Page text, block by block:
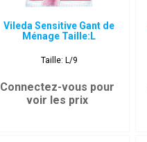
Vileda Sensitive Gant de
Ménage Taille:L
Taille: L/9
Connectez-vous pour
voir les prix